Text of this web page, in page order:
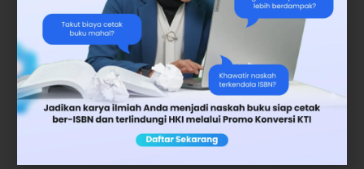
b. Korelasi Kanonik
Korelasi kanonik berfungsi untuk menjawab
mengenai bagaimanakah variabel prediktor
dapat memprediksi variabel kriteria, sehingga
korelasi kanonik dapat dikatakan sebagai
perluasan dari regresi ganda tersebut.